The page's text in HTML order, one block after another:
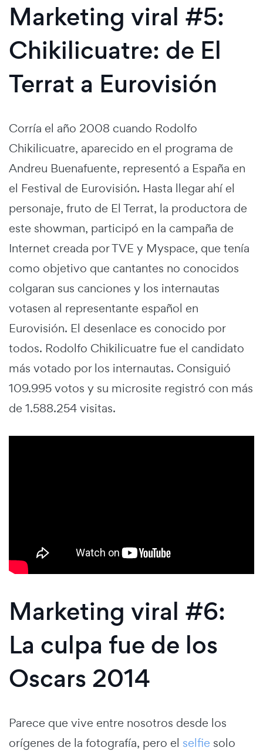
Marketing viral #5:
Chikilicuatre: de El
Terrat a Eurovisión
Corría el año 2008 cuando Rodolfo
Chikilicuatre, aparecido en el programa de
Andreu Buenafuente, representó a España en
el Festival de Eurovisión. Hasta llegar ahí el
personaje, fruto de El Terrat, la productora de
este showman, participó en la campaña de
Internet creada por TVE y Myspace, que tenía
como objetivo que cantantes no conocidos
colgaran sus canciones y los internautas
votasen al representante español en
Eurovisión. El desenlace es conocido por
todos. Rodolfo Chikilicuatre fue el candidato
más votado por los internautas. Consiguió
109.995 votos y su microsite registró con más
de 1.588.254 visitas.
Marketing viral #6:
La culpa fue de los
Oscars 2014
Parece que vive entre nosotros desde los
orígenes de la fotografía, pero el selfie solo